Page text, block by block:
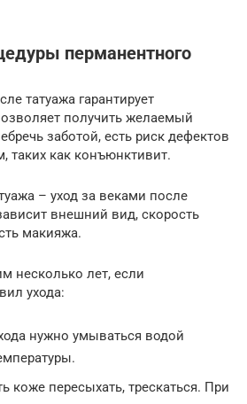
перманентного
татуажа гарантирует
получить желаемый
заботой, есть риск дефектов
таких как конъюнктивит.
– уход за веками после
внешний вид, скорость
макияжа.
несколько лет, если
ухода:
нужно умываться водой
коже пересыхать, трескаться. При